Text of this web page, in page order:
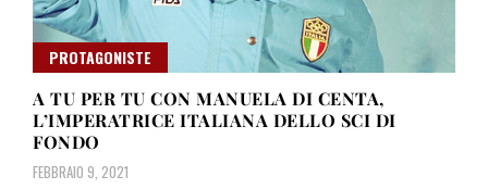
PROTAGONISTE
A TU PER TU CON MANUELA DI CENTA,
L’IMPERATRICE ITALIANA DELLO SCI DI
FONDO
FEBBRAIO 9, 2021